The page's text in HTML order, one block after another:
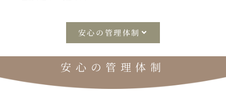
安心の管理体制
安心の管理体制